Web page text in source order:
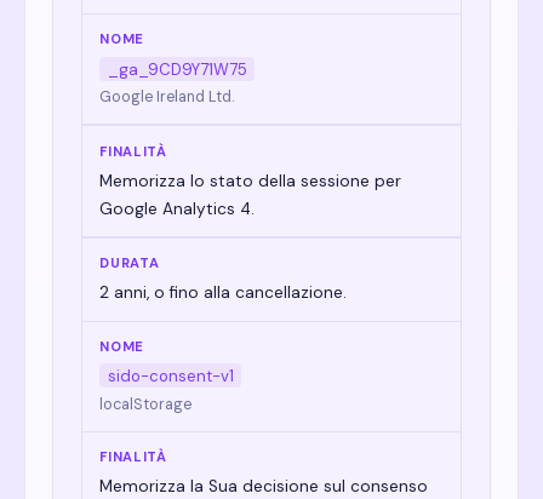
_ga_9CD9Y71W75
Google Ireland Ltd.
Memorizza lo stato della sessione per
Google Analytics 4.
2 anni, o fino alla cancellazione.
sido-consent-v1
localStorage
Memorizza la Sua decisione sul consenso